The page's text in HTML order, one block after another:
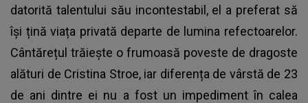
datorită talentului său incontestabil, el a preferat să
își țină viața privată departe de lumina refectoarelor.
Cântărețul trăiește o frumoasă poveste de dragoste
alături de Cristina Stroe, iar diferența de vârstă de 23
de ani dintre ei nu a fost un impediment în calea